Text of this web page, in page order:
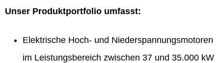
Unser Produktportfolio umfasst:
Elektrische Hoch- und Niederspannungsmotoren
im Leistungsbereich zwischen 37 und 35.000 kW